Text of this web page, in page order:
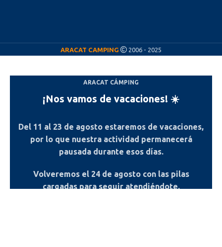
ARACAT CAMPING 2006 - 2025
ARACAT CÁMPING
¡Nos vamos de vacaciones! ☀️
Del 11 al 23 de agosto estaremos de vacaciones,
por lo que nuestra actividad permanecerá
pausada durante esos días.
Volveremos el 24 de agostocon las pilas
cargadas para seguir atendiéndote.